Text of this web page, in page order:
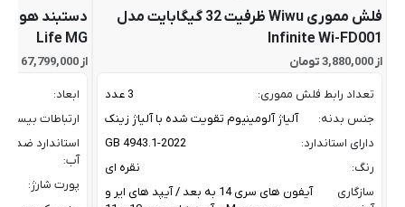
فلش مموری Wiwu ظرفیت 32 گیگابایت مدل
Infinite Wi-FD001
از 3,880,000 تومان
تعداد رابط فلش مموری:
3 عدد
جنس بدنه:
آلیاژ آلومینیوم تقویت شده با آلیاژ زینک
دارای استاندارد:
GB 4943.1-2022
رنگ:
نقره ای
سازگاری
آیفون های سری 14 به بعد / آیپد های ایر و
Life MG
از 67,799,000 تومان
ابعاد:
ارتباطات بیسیم:
استاندارد ضد
آب:
پورت شارژ: